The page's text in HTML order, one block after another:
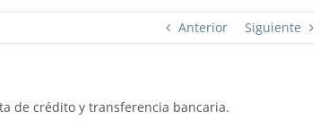
Anterior Siguiente
de crédito y transferencia bancaria.